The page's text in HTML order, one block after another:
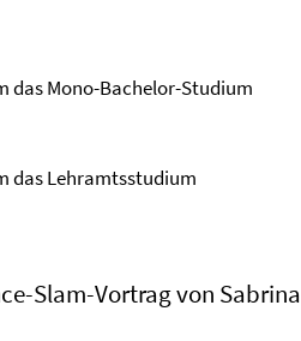
das Mono-Bachelor-Studium
das Lehramtsstudium
Slam-Vortrag von Sabrina